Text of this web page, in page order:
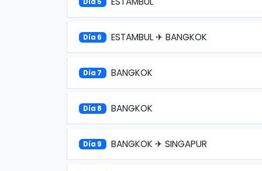
Día 6 ESTAMBUL ✈ BANGKOK
Día 7 BANGKOK
Día 8 BANGKOK
Día 9 BANGKOK ✈ SINGAPUR